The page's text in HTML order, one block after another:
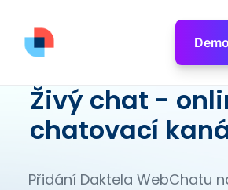
Živý chat -
chatovací
Přidání Daktela WebChatu